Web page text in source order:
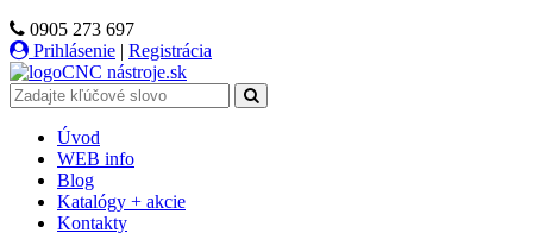
0905 273 697
Prihlásenie | Registrácia
CNC nástroje.sk
Úvod
WEB info
Blog
Katalógy + akcie
Kontakty